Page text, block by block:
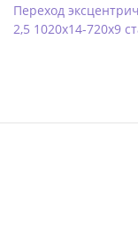
Переход
2,5 1020х14-720х9